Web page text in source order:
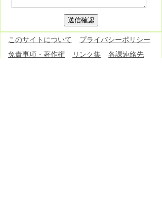
このサイトについて
プライバシーポリシー
免責事項・著作権
リンク集
各課連絡先